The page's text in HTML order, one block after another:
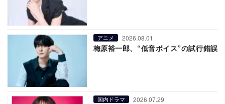
アニメ 2026.08.01
梅原裕一郎、“低音ボイス”の試行錯誤
国内ドラマ 2026.07.29